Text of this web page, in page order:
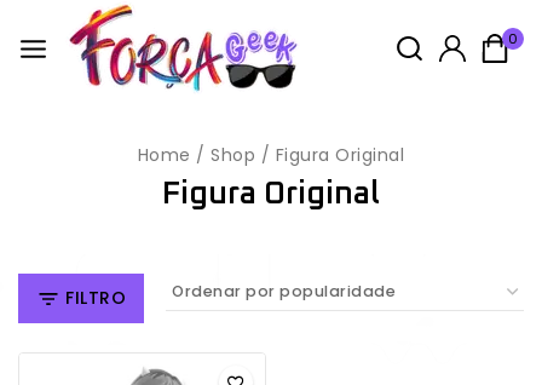
0
Home / Shop / Figura Original
Figura Original
FILTRO